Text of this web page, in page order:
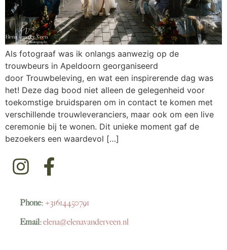
Als fotograaf was ik onlangs aanwezig op de
trouwbeurs in Apeldoorn georganiseerd
door Trouwbeleving, en wat een inspirerende dag was
het! Deze dag bood niet alleen de gelegenheid voor
toekomstige bruidsparen om in contact te komen met
verschillende trouwleveranciers, maar ook om een live
ceremonie bij te wonen. Dit unieke moment gaf de
bezoekers een waardevol […]
Phone: +31614450791
Email:elena@elenavanderveen.nl